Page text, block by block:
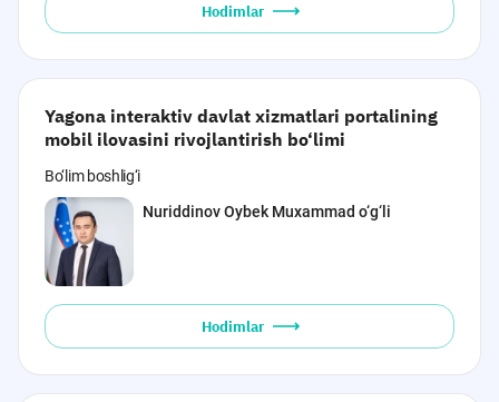
Hodimlar
Yagona interaktiv davlat xizmatlari portalining
mobil ilovasini rivojlantirish bo‘limi
Bo‘lim boshlig‘i
Nuriddinov Oybek Muxammad o‘g‘li
Hodimlar